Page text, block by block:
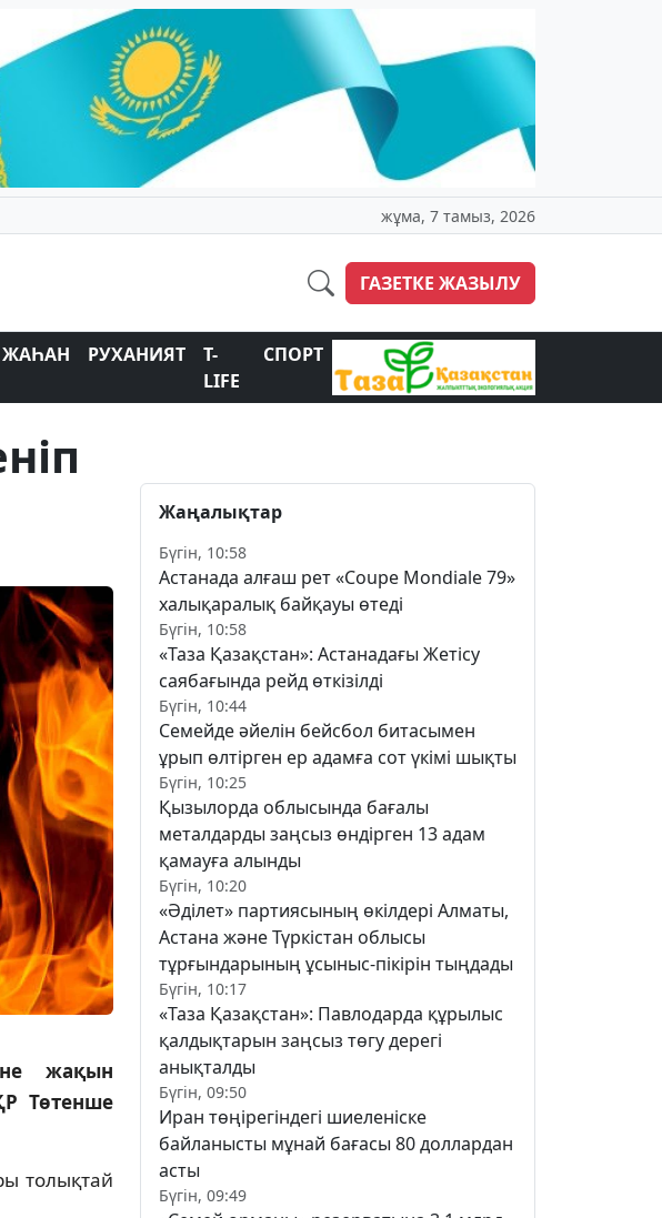
жұма, 7 тамыз, 2026
ГАЗЕТКЕ ЖАЗЫЛУ
ЖАҺАН РУХАНИЯТ
T-
LIFE
СПОРТ
жақын
Төтенше
толықтай
Жаңалықтар
Бүгін, 10:58
Астанада алғаш рет «Coupe Mondiale 79»
халықаралық байқауы өтеді
Бүгін, 10:58
«Таза Қазақстан»: Астанадағы Жетісу
саябағында рейд өткізілді
Бүгін, 10:44
Семейде әйелін бейсбол битасымен
ұрып өлтірген ер адамға сот үкімі шықты
Бүгін, 10:25
Қызылорда облысында бағалы
металдарды заңсыз өндірген 13 адам
қамауға алынды
Бүгін, 10:20
«Әділет» партиясының өкілдері Алматы,
Астана және Түркістан облысы
тұрғындарының ұсыныс-пікірін тыңдады
Бүгін, 10:17
«Таза Қазақстан»: Павлодарда құрылыс
қалдықтарын заңсыз төгу дерегі
анықталды
Бүгін, 09:50
Иран төңірегіндегі шиеленіске
байланысты мұнай бағасы 80 доллардан
асты
Бүгін, 09:49